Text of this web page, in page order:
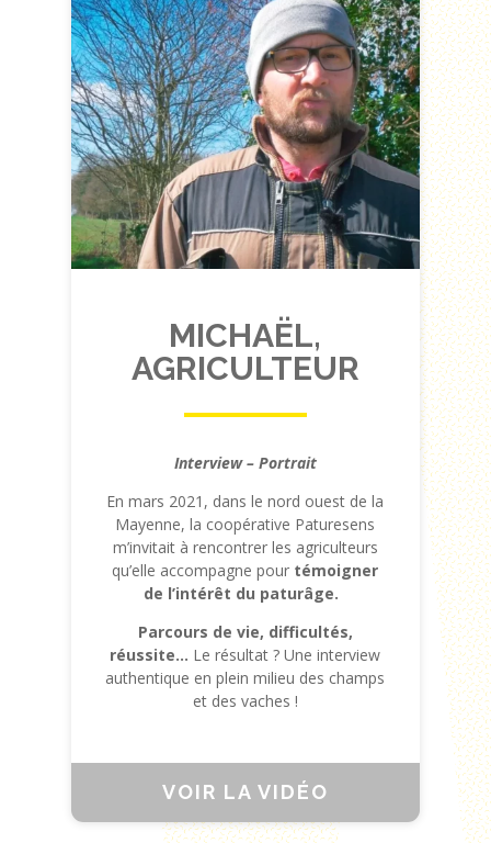
MICHAËL,
AGRICULTEUR
Interview – Portrait
En mars 2021, dans le nord ouest de la
Mayenne, la coopérative Paturesens
m’invitait à rencontrer les agriculteurs
qu’elle accompagne pour témoigner
de l’intérêt du paturâge.
Parcours de vie, difficultés,
réussite… Le résultat ? Une interview
authentique en plein milieu des champs
et des vaches !
VOIR LA VIDÉO